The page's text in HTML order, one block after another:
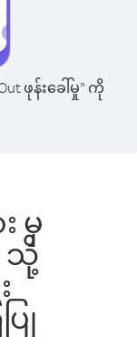
ဖုန်းခေါ်မှု” ကို
မှ
သို့
ြု